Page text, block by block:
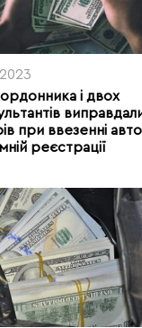
і двох
при ввезенні
реєстрації